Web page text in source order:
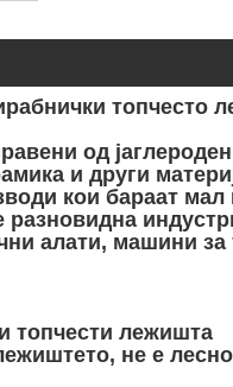
топчесто
од
и други
кои бараат
алати, машини за
топчести лежишта
не е лесно